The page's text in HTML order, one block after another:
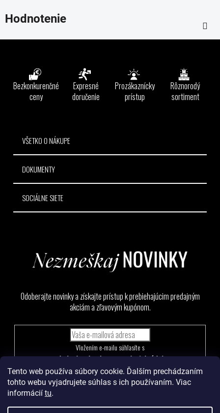
Tento web používa súbory cookie. Ďalším prechádzaním
tohto webu vyjadrujete súhlas s ich používaním. Viac
informácií tu.
Hodnotenie
Bezkonkurenčné
ceny
Expresné
doručenie
Prozákaznícky
prístup
Rôznorodý
sortiment
VŠETKO O NÁKUPE
DOKUMENTY
SOCIÁLNE SIETE
Odoberajte novinky a získajte prístup k prebiehajúcim predajným
akciám a zľavovým kupónom.
podmienkami ochrany osobných údajov
PRIHLÁSIŤ